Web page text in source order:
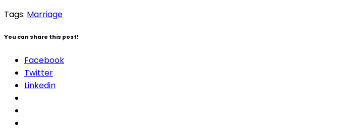
Tags: Marriage
You can share this post!
Facebook
Twitter
Linkedin